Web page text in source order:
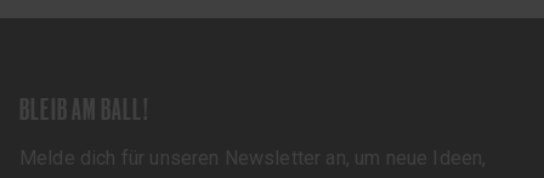
BLEIB AM BALL!
Melde dich für unseren Newsletter an, um neue Ideen,